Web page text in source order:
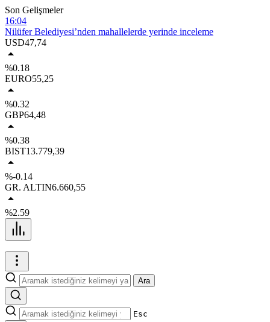
Son Gelişmeler
16:04
Nilüfer Belediyesi’nden mahallelerde yerinde inceleme
13:59
Osmangazi Belediyesi pazarlardan aylık 600 ton atık topluyor
12:49
Bursa’da samanlık alevlere teslim oldu
12:48
Kestel’de yollar yenilenip genişletiliyor
USD47,74
%0.18
EURO55,25
%0.32
GBP64,48
%0.38
BIST13.779,39
%-0.14
GR. ALTIN6.660,55
%2.59
Ara
Esc